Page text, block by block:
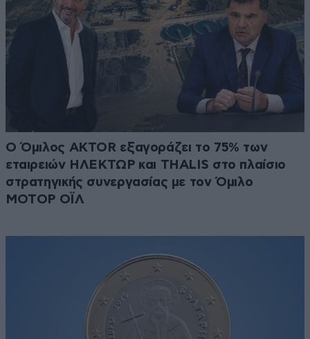
Ο Όμιλος AKTOR εξαγοράζει το 75% των
εταιρειών ΗΛΕΚΤΩΡ και THALIS στο πλαίσιο
στρατηγικής συνεργασίας με τον Όμιλο
ΜΟΤΟΡ ΟΪΛ